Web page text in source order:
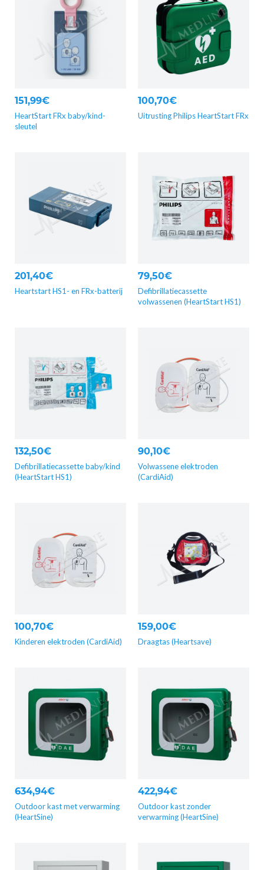
151,99€
HeartStart FRx baby/kind-
sleutel
100,70€
Uitrusting Philips HeartStart FRx
201,40€
Heartstart HS1- en FRx-batterij
79,50€
Defibrillatiecassette
volwassenen (HeartStart HS1)
132,50€
Defibrillatiecassette baby/kind
(HeartStart HS1)
90,10€
Volwassene elektroden
(CardiAid)
100,70€
Kinderen elektroden (CardiAid)
159,00€
Draagtas (Heartsave)
634,94€
Outdoor kast met verwarming
(HeartSine)
422,94€
Outdoor kast zonder
verwarming (HeartSine)